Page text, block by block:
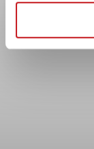
Tietosuoja
Tietopyyntö